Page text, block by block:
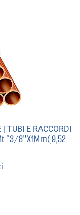
| TUBI E RACCORDI
“3/8″X1Mm(9,52